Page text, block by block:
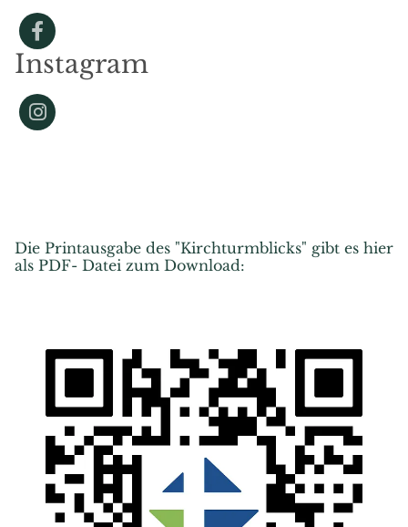
Instagram
Die Printausgabe des "Kirchturmblicks" gibt es hier
als PDF- Datei zum Download: